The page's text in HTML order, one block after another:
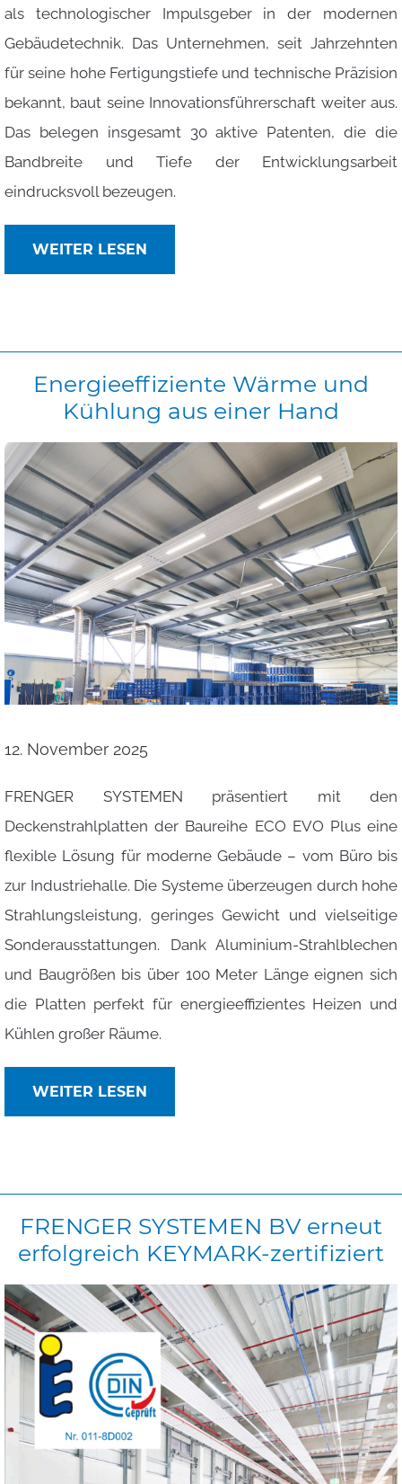
als technologischer Impulsgeber in der modernen
Gebäudetechnik. Das Unternehmen, seit Jahrzehnten
für seine hohe Fertigungstiefe und technische Präzision
bekannt, baut seine Innovationsführerschaft weiter aus.
Das belegen insgesamt 30 aktive Patenten, die die
Bandbreite und Tiefe der Entwicklungsarbeit
eindrucksvoll bezeugen.
WEITER LESEN
Energieeffiziente Wärme und
Kühlung aus einer Hand
12. November 2025
FRENGER SYSTEMEN präsentiert mit den
Deckenstrahlplatten der Baureihe ECO EVO Plus eine
flexible Lösung für moderne Gebäude – vom Büro bis
zur Industriehalle. Die Systeme überzeugen durch hohe
Strahlungsleistung, geringes Gewicht und vielseitige
Sonderausstattungen. Dank Aluminium-Strahlblechen
und Baugrößen bis über 100 Meter Länge eignen sich
die Platten perfekt für energieeffizientes Heizen und
Kühlen großer Räume.
WEITER LESEN
FRENGER SYSTEMEN BV erneut
erfolgreich KEYMARK-zertifiziert